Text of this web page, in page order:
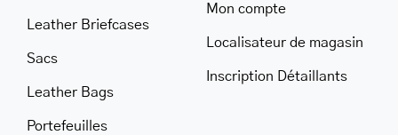
Leather Briefcases
Sacs
Leather Bags
Portefeuilles
Mon compte
Localisateur de magasin
Inscription Détaillants